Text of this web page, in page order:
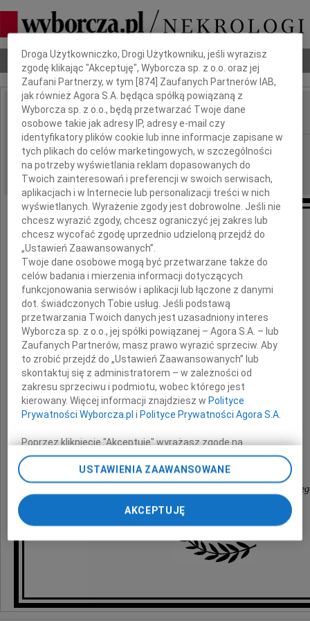
Nekrologi Odeszli Poradnik pogrzebowy
IMIĘ I NAZWISKO:
REGION: Warszawa
DATA EMISJI: 21.05.2026
Drogiemu Koledze
Sławomirowi Lamparskiemu
wyrazy głębokiego współczucia
z powodu śmierci
Mamy
składają
Dyrekcja i Pracownicy
Ogrodu Botanicznego Uniwersytetu
Dbamy o Twoją prywatność
Droga Użytkowniczko, Drogi Użytkowniku, jeśli wyrazisz
zgodę klikając "Akceptuję", Wyborcza sp. z o.o. oraz jej
Zaufani Partnerzy, w tym [874 ] Zaufanych Partnerów IAB,
jak również Agora S.A. będąca spółką powiązaną z
Wyborcza sp. z o.o., będą przetwarzać Twoje dane
osobowe takie jak adresy IP, adresy e-mail czy
identyfikatory plików cookie lub inne informacje zapisane w
tych plikach do celów marketingowych, w szczególności
na potrzeby wyświetlania reklam dopasowanych do
Twoich zainteresowań i preferencji w swoich serwisach,
aplikacjach i w Internecie lub personalizacji treści w nich
wyświetlanych. Wyrażenie zgody jest dobrowolne. Jeśli nie
chcesz wyrazić zgody, chcesz ograniczyć jej zakres lub
chcesz wycofać zgodę uprzednio udzieloną przejdź do
„Ustawień Zaawansowanych”.
Twoje dane osobowe mogą być przetwarzane także do
celów badania i mierzenia informacji dotyczących
funkcjonowania serwisów i aplikacji lub łączone z danymi
dot. świadczonych Tobie usług. Jeśli podstawą
przetwarzania Twoich danych jest uzasadniony interes
Wyborcza sp. z o.o., jej spółki powiązanej – Agora S.A. – lub
Zaufanych Partnerów, masz prawo wyrazić sprzeciw. Aby
to zrobić przejdź do „Ustawień Zaawansowanych” lub
skontaktuj się z administratorem – w zależności od
zakresu sprzeciwu i podmiotu, wobec którego jest
kierowany. Więcej informacji znajdziesz w Polityce
Prywatności Wyborcza.pl i Polityce Prywatności Agora S.A.
Poprzez kliknięcie "Akceptuję" wyrażasz zgodę na
zainstalowanie i przechowywanie plików typu cookie
Wyborczej sp. z o. o. jej Zaufanych Partnerów i Agora S.A.
na Twoim urządzeniu końcowym. Możesz też w każdej
chwili zmienić swoje preferencje dot. plików cookie,
ponownie wywołując narzędzie do zarządzania Twoimi
preferencjami dot. przetwarzania danych poprzez
odnośnik „Ustawienia prywatności” w stopce serwisu i
przechodząc do sekcji „Ustawienia zaawansowane”.
Zmiana ustawień plików cookie możliwa jest także za
My, nasi Zaufani Partnerzy i Agora S.A. możemy
USTAWIENIA ZAAWANSOWANE
AKCEPTUJĘ